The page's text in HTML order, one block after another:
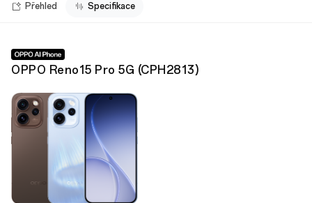
Přehled Specifikace
OPPO Reno15 Pro 5G (CPH2813)